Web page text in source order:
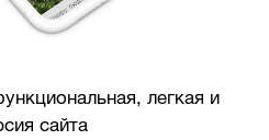
легкая и
сайта